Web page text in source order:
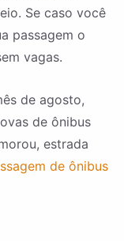
Se caso você
passagem o
vagas.
de agosto,
de ônibus
estrada
de ônibus